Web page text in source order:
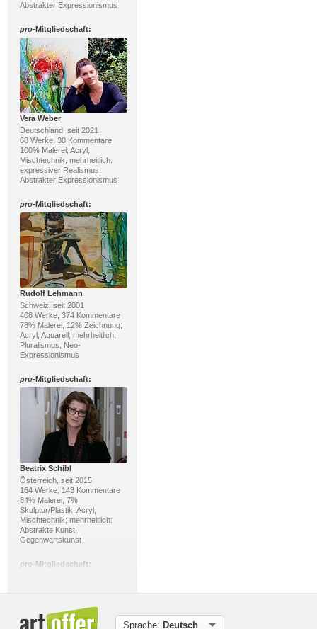
Abstrakter Expressionismus
pro-Mitgliedschaft:
Vera Weber
Deutschland, seit 2021
68 Werke, 30 Kommentare
100% Malerei; Acryl,
Mischtechnik; mehrheitlich:
expressiver Realismus,
Abstrakter Expressionismus
pro-Mitgliedschaft:
Rudolf Lehmann
Schweiz, seit 2001
408 Werke, 374 Kommentare
78% Malerei, 12% Zeichnung;
Acryl, Aquarell; mehrheitlich:
Pluralismus, Neo-
Expressionismus
pro-Mitgliedschaft:
Beatrix Schibl
Österreich, seit 2015
164 Werke, 143 Kommentare
84% Malerei, 7%
Skulptur/Plastik; Acryl,
Mischtechnik; mehrheitlich:
Abstrakte Kunst,
Gegenwartskunst
pro-Mitgliedschaft:
Sprache: Deutsch